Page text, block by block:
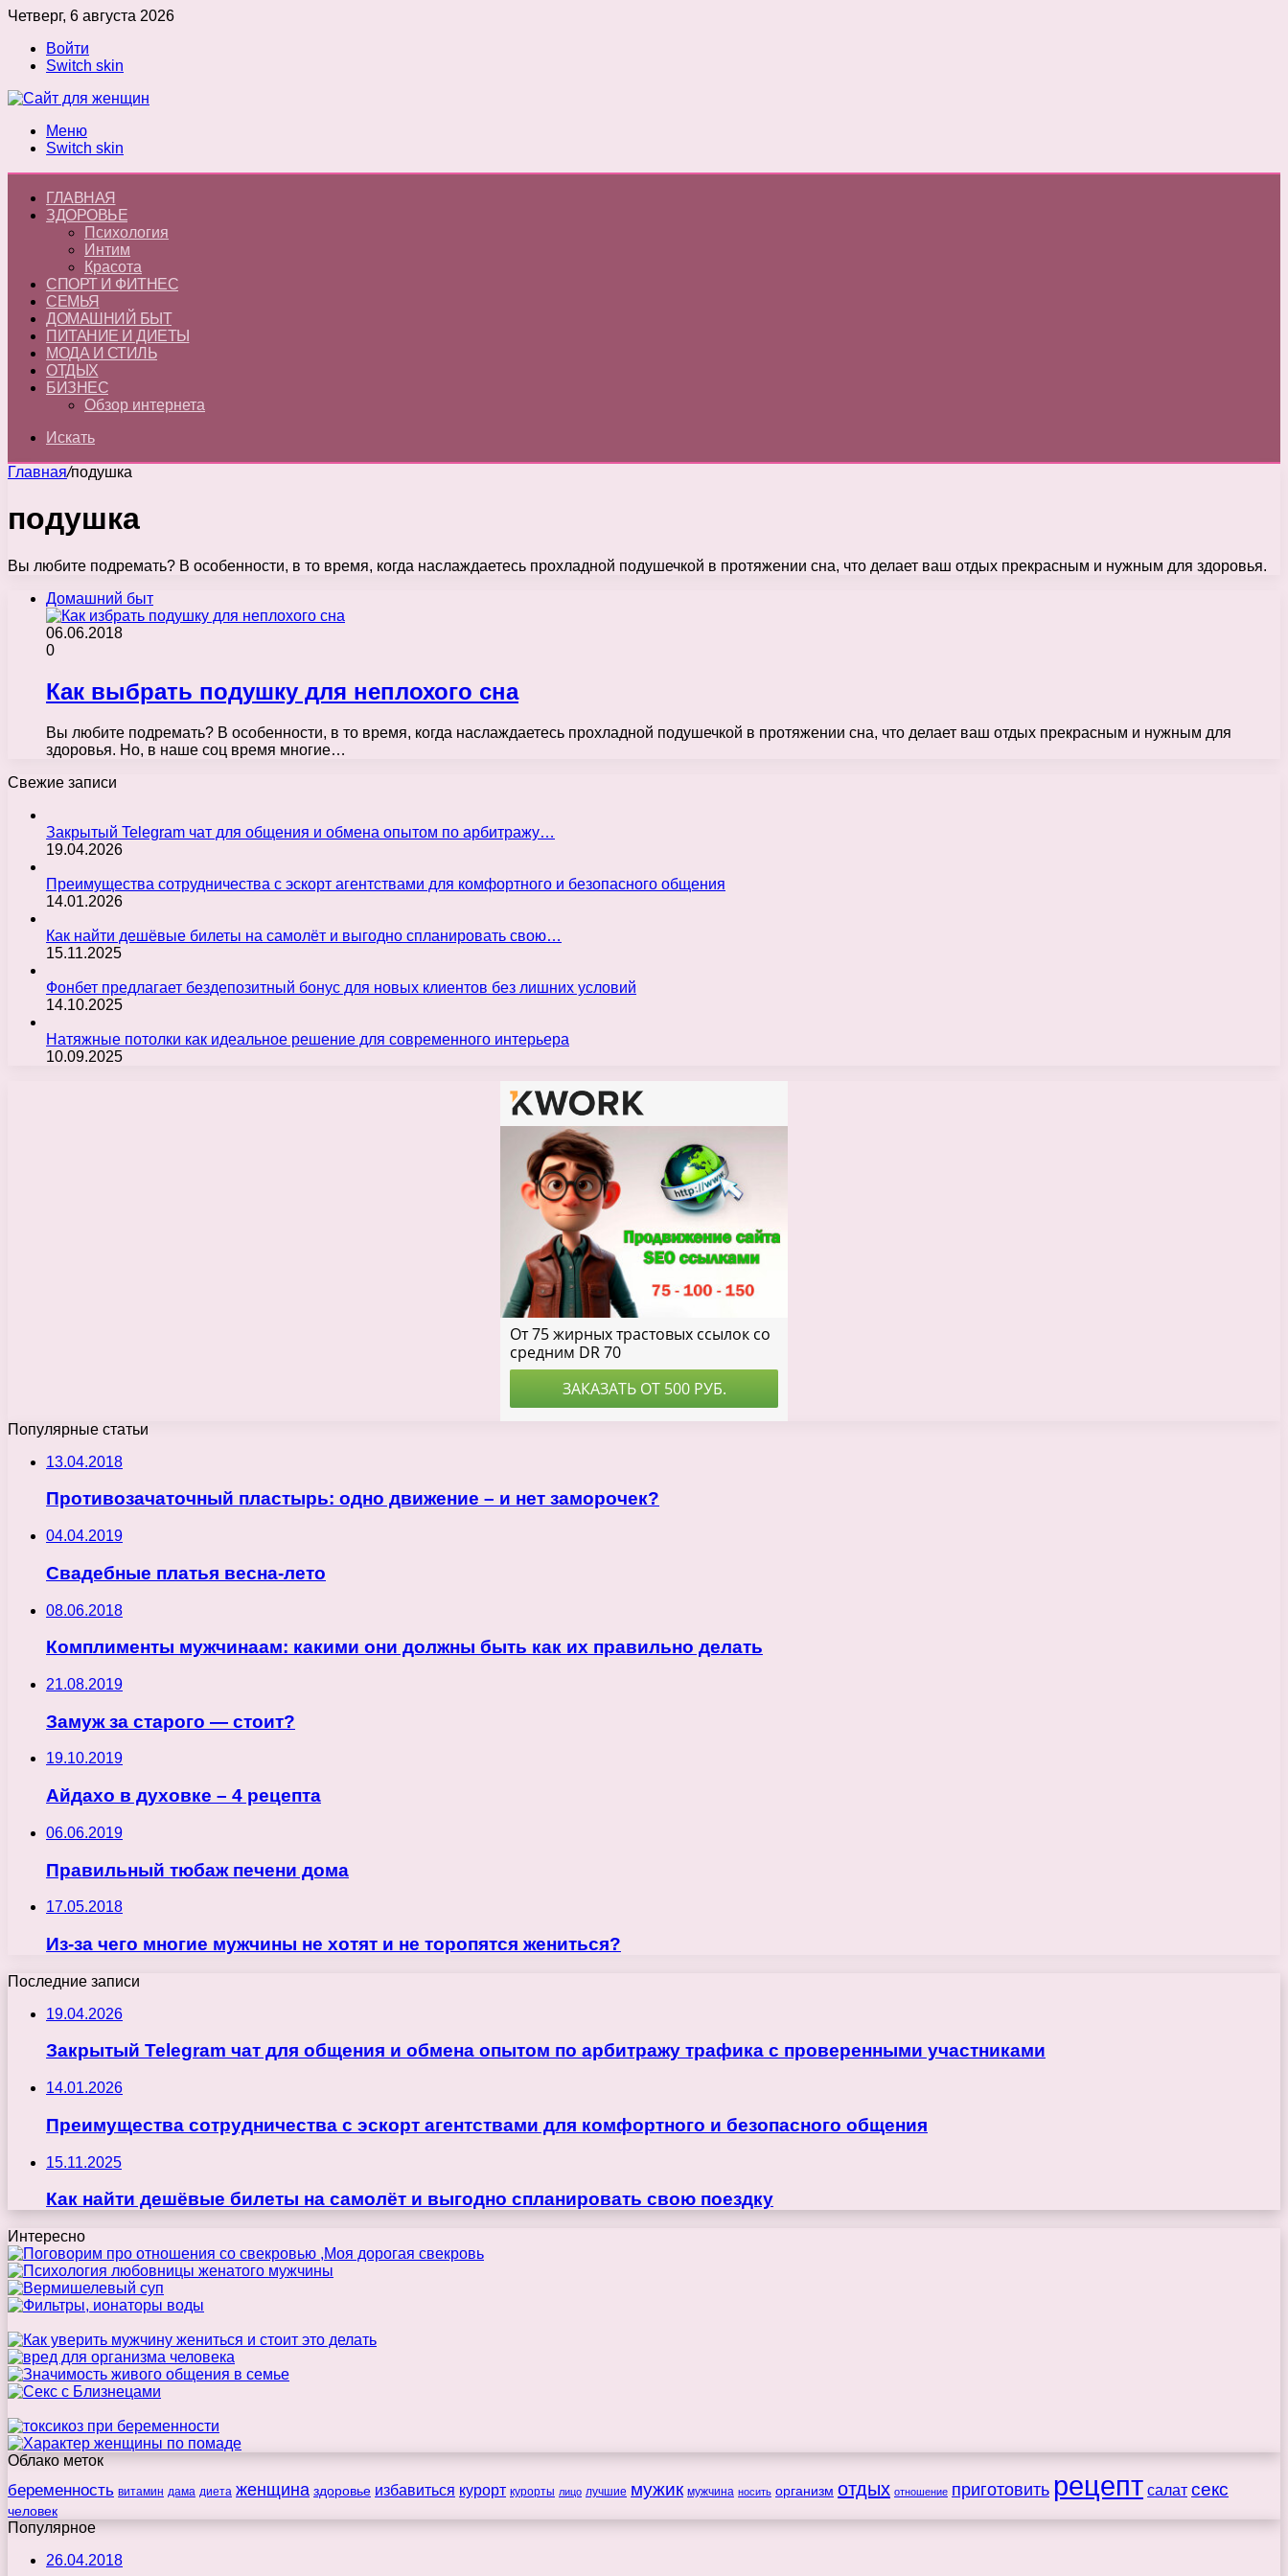
Четверг, 6 августа 2026
Войти
Switch skin
Меню
Switch skin
ГЛАВНАЯ
ЗДОРОВЬЕ
Психология
Интим
Красота
СПОРТ И ФИТНЕС
СЕМЬЯ
ДОМАШНИЙ БЫТ
ПИТАНИЕ И ДИЕТЫ
МОДА И СТИЛЬ
ОТДЫХ
БИЗНЕС
Обзор интернета
Искать
Главная/подушка
подушка
Вы любите подремать? В особенности, в то время, когда наслаждаетесь прохладной подушечкой в протяжении сна, что делает ваш отдых прекрасным и нужным для здоровья.
Домашний быт
06.06.2018
0
Как выбрать подушку для неплохого сна
Вы любите подремать? В особенности, в то время, когда наслаждаетесь прохладной подушечкой в протяжении сна, что делает ваш отдых прекрасным и нужным для
здоровья. Но, в наше соц время многие…
Свежие записи
Закрытый Telegram чат для общения и обмена опытом по арбитражу…
19.04.2026
Преимущества сотрудничества с эскорт агентствами для комфортного и безопасного общения
14.01.2026
Как найти дешёвые билеты на самолёт и выгодно спланировать свою…
15.11.2025
Фонбет предлагает бездепозитный бонус для новых клиентов без лишних условий
14.10.2025
Натяжные потолки как идеальное решение для современного интерьера
10.09.2025
Популярные статьи
13.04.2018
Противозачаточный пластырь: одно движение – и нет заморочек?
04.04.2019
Свадебные платья весна-лето
08.06.2018
Комплименты мужчинаам: какими они должны быть как их правильно делать
21.08.2019
Замуж за старого — стоит?
19.10.2019
Айдахо в духовке – 4 рецепта
06.06.2019
Правильный тюбаж печени дома
17.05.2018
Из-за чего многие мужчины не хотят и не торопятся жениться?
Последние записи
19.04.2026
Закрытый Telegram чат для общения и обмена опытом по арбитражу трафика с проверенными участниками
14.01.2026
Преимущества сотрудничества с эскорт агентствами для комфортного и безопасного общения
15.11.2025
Как найти дешёвые билеты на самолёт и выгодно спланировать свою поездку
Интересно
Облако меток
беременность витамин дама диета женщина здоровье избавиться курорт курорты лицо лучшие мужик мужчина носить организм отдых отношение приготовить рецепт салат секс
человек
Популярное
26.04.2018